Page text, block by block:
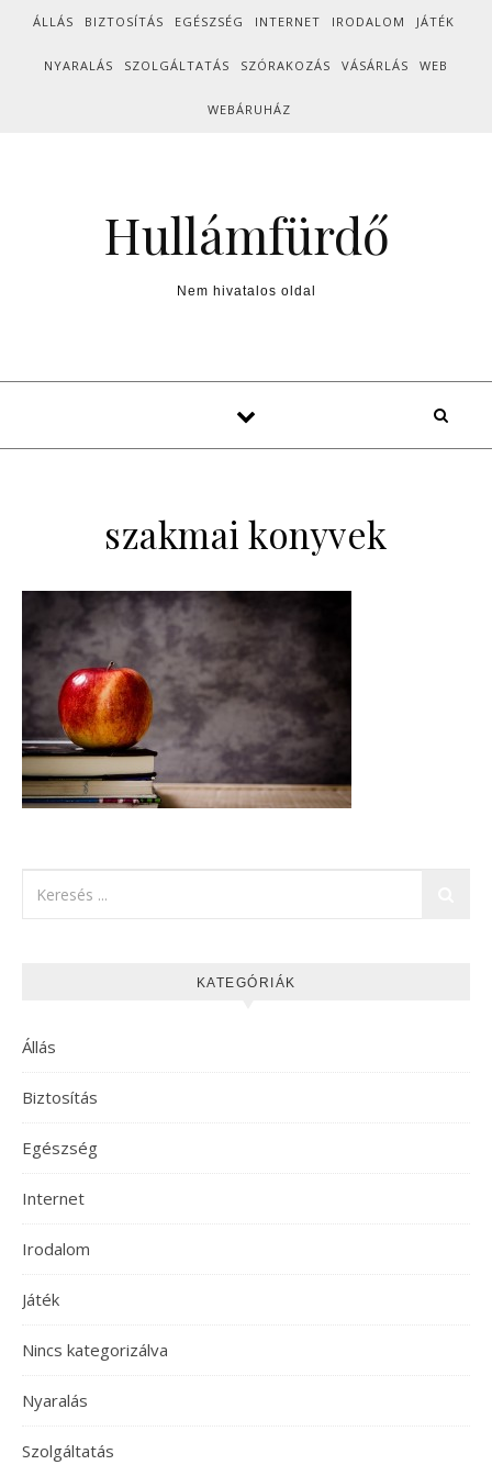
Skip to content
ÁLLÁS BIZTOSÍTÁS EGÉSZSÉG INTERNET IRODALOM JÁTÉK
NYARALÁS SZOLGÁLTATÁS SZÓRAKOZÁS VÁSÁRLÁS WEB
WEBÁRUHÁZ
Hullámfürdő
Nem hivatalos oldal
szakmai konyvek
KATEGÓRIÁK
Állás
Biztosítás
Egészség
Internet
Irodalom
Játék
Nincs kategorizálva
Nyaralás
Szolgáltatás